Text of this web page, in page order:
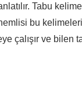
Tabu kelime
bu kelimeleri
çalışır ve bilen